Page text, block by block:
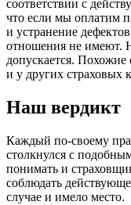
соответствии с
что если мы оплатим
и устранение
отношения не имеют.
допускается.
и у других страховых
Наш вердикт
Каждый по-своему
столкнулся с
понимать и
соблюдать
случае и имело место.